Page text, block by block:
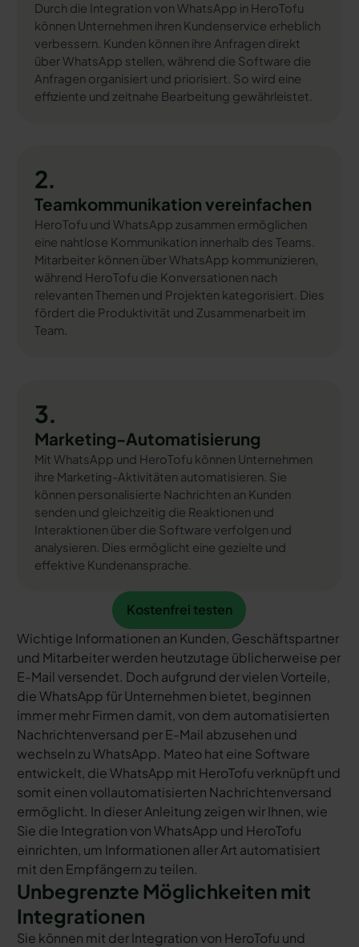
Durch die Integration von WhatsApp in HeroTofu
können Unternehmen ihren Kundenservice erheblich
verbessern. Kunden können ihre Anfragen direkt
über WhatsApp stellen, während die Software die
Anfragen organisiert und priorisiert. So wird eine
effiziente und zeitnahe Bearbeitung gewährleistet.
2.
Teamkommunikation vereinfachen
HeroTofu und WhatsApp zusammen ermöglichen
eine nahtlose Kommunikation innerhalb des Teams.
Mitarbeiter können über WhatsApp kommunizieren,
während HeroTofu die Konversationen nach
relevanten Themen und Projekten kategorisiert. Dies
fördert die Produktivität und Zusammenarbeit im
Team.
3.
Marketing-Automatisierung
Mit WhatsApp und HeroTofu können Unternehmen
ihre Marketing-Aktivitäten automatisieren. Sie
können personalisierte Nachrichten an Kunden
senden und gleichzeitig die Reaktionen und
Interaktionen über die Software verfolgen und
analysieren. Dies ermöglicht eine gezielte und
effektive Kundenansprache.
Kostenfrei testen
Kostenfrei testen
Wichtige Informationen an Kunden, Geschäftspartner
und Mitarbeiter werden heutzutage üblicherweise per
E-Mail versendet. Doch aufgrund der vielen Vorteile,
die WhatsApp für Unternehmen bietet, beginnen
immer mehr Firmen damit, von dem automatisierten
Nachrichtenversand per E-Mail abzusehen und
wechseln zu WhatsApp. Mateo hat eine Software
entwickelt, die WhatsApp mit HeroTofu verknüpft und
somit einen vollautomatisierten Nachrichtenversand
ermöglicht. In dieser Anleitung zeigen wir Ihnen, wie
Sie die Integration von WhatsApp und HeroTofu
einrichten, um Informationen aller Art automatisiert
mit den Empfängern zu teilen.
Unbegrenzte Möglichkeiten mit
Integrationen
Sie können mit der Integration von HeroTofu und